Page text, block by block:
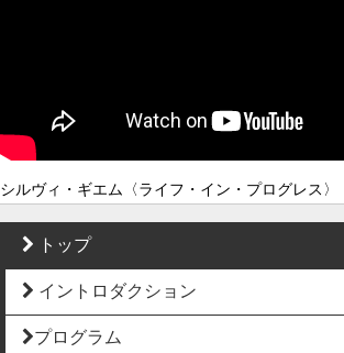
シルヴィ・ギエム〈ライフ・イン・プログレス〉
トップ
イントロダクション
プログラム